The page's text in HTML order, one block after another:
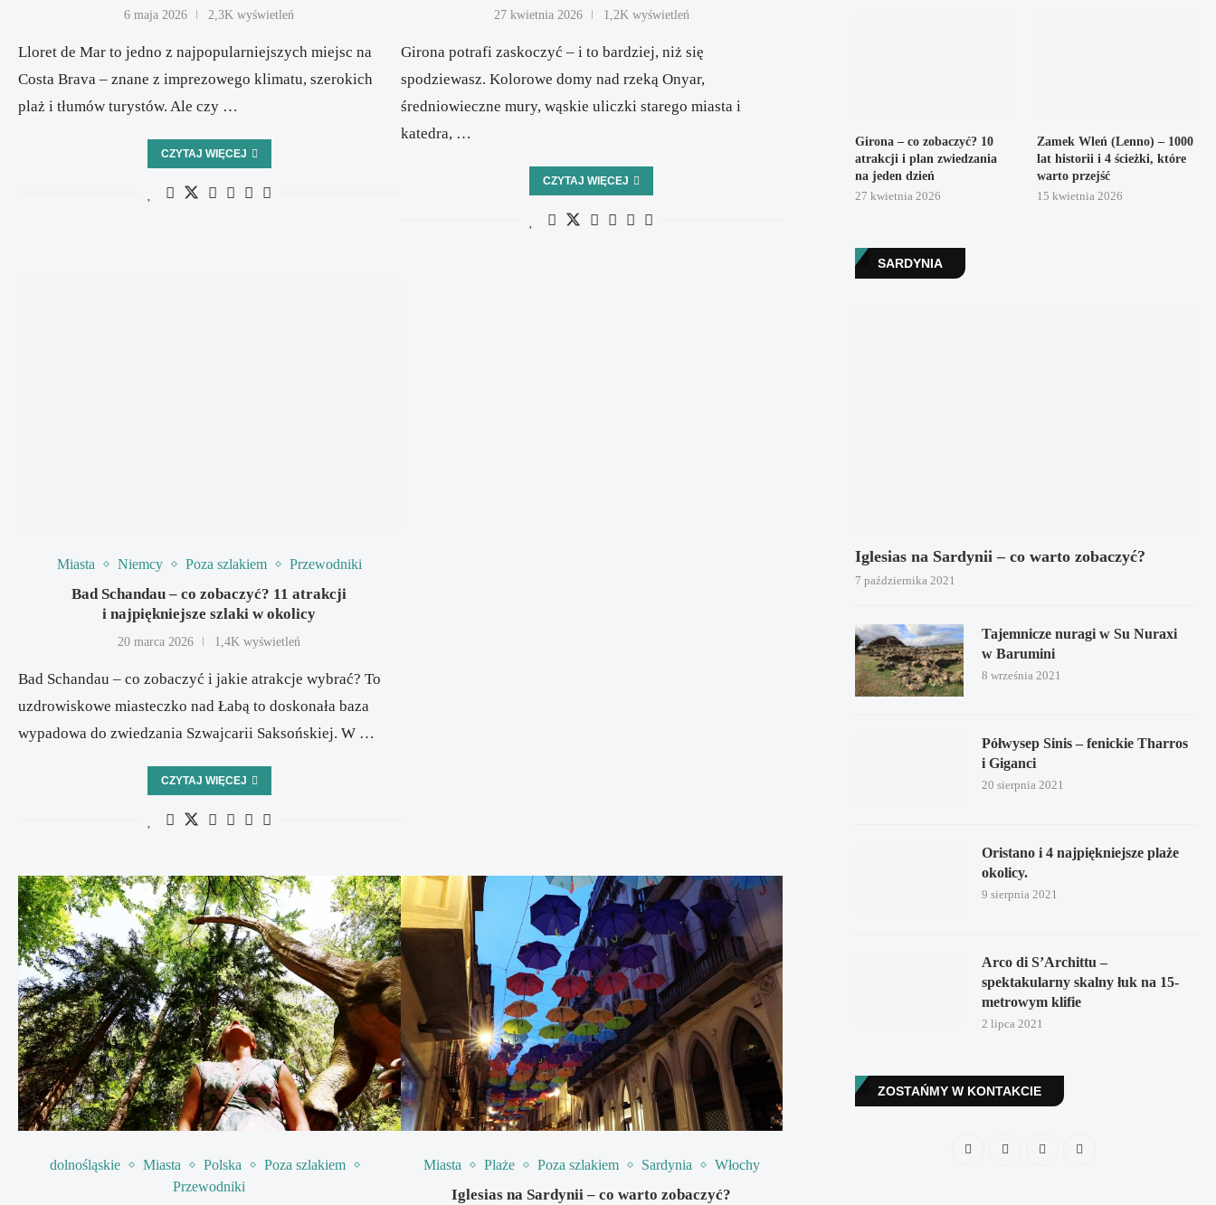
6 maja 2026 2,3K wyświetleń
Lloret de Mar to jedno z najpopularniejszych miejsc na
Costa Brava – znane z imprezowego klimatu, szerokich
plaż i tłumów turystów. Ale czy …
CZYTAJ WIĘCEJ
27 kwietnia 2026 1,2K wyświetleń
Girona potrafi zaskoczyć – i to bardziej, niż się
spodziewasz. Kolorowe domy nad rzeką Onyar,
średniowieczne mury, wąskie uliczki starego miasta i
katedra, …
CZYTAJ WIĘCEJ
Miasta Niemcy Poza szlakiem Przewodniki
Bad Schandau – co zobaczyć? 11 atrakcji
i najpiękniejsze szlaki w okolicy
20 marca 2026 1,4K wyświetleń
Bad Schandau – co zobaczyć i jakie atrakcje wybrać? To
uzdrowiskowe miasteczko nad Łabą to doskonała baza
wypadowa do zwiedzania Szwajcarii Saksońskiej. W …
CZYTAJ WIĘCEJ
dolnośląskie Miasta Polska
Poza szlakiem
Przewodniki
Miasta Plaże Poza szlakiem Sardynia Włochy
Iglesias na Sardynii – co warto zobaczyć?
Girona – co zobaczyć? 10
atrakcji i plan zwiedzania
na jeden dzień
27 kwietnia 2026
Zamek Wleń (Lenno) – 1000
lat historii i 4 ścieżki, które
warto przejść
15 kwietnia 2026
SARDYNIA
Iglesias na Sardynii – co warto zobaczyć?
7 października 2021
Tajemnicze nuragi w Su Nuraxi
w Barumini
8 września 2021
Półwysep Sinis – fenickie Tharros
i Giganci
20 sierpnia 2021
Oristano i 4 najpiękniejsze plaże
okolicy.
9 sierpnia 2021
Arco di S’Archittu –
spektakularny skalny łuk na 15-
metrowym klifie
2 lipca 2021
ZOSTAŃMY W KONTAKCIE